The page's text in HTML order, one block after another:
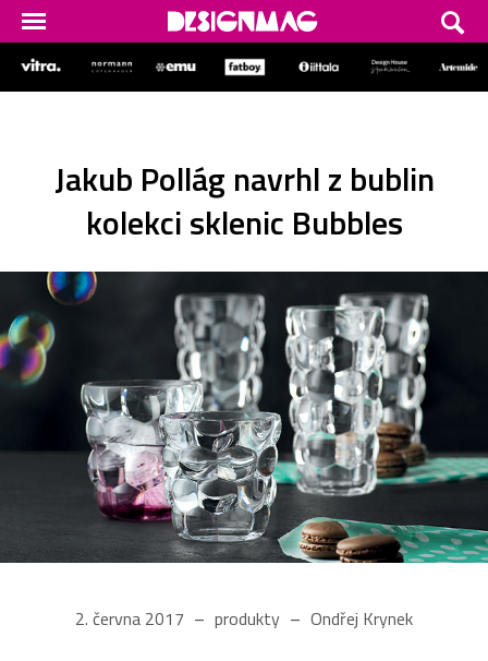
Jakub Pollág navrhl z bublin
kolekci sklenic Bubbles
2. června 2017 produkty Ondřej Krynek